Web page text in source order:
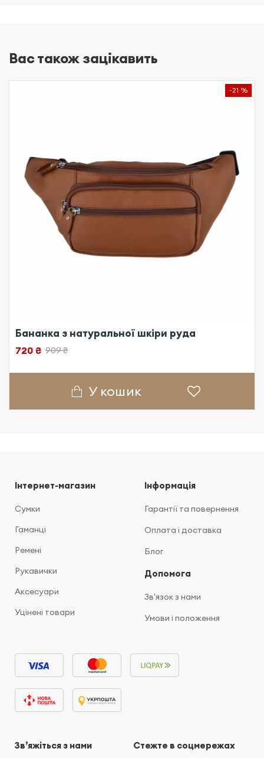
Вас також зацікавить
-21 %
Бананка з натуральної шкіри руда
720 ₴ 909 ₴
У кошик
Інтернет-магазин
Сумки
Гаманці
Ремені
Рукавички
Аксесуари
Уцінені товари
Інформація
Гарантії та повернення
Оплата і доставка
Блог
Допомога
Зв'язок з нами
Умови і положення
Звʼяжіться з нами Стежте в соцмережах